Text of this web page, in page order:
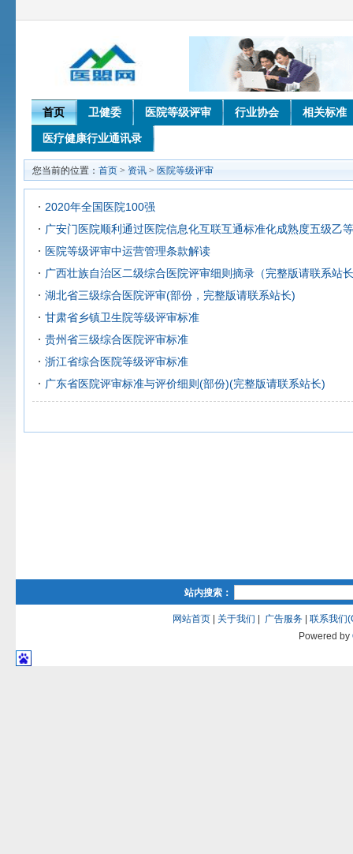
首页 卫健委 医院等级评审 行业协会 相关标准
医疗健康行业通讯录
您当前的位置： 首页 > 资讯 > 医院等级评审
2020年全国医院100强
广安门医院顺利通过医院信息化互联互通标准化成熟度五级乙
医院等级评审中运营管理条款解读
广西壮族自治区二级综合医院评审细则摘录（完整版请联系站
湖北省三级综合医院评审(部份，完整版请联系站长)
甘肃省乡镇卫生院等级评审标准
贵州省三级综合医院评审标准
浙江省综合医院等级评审标准
广东省医院评审标准与评价细则(部份)(完整版请联系站长)
站内搜索：
网站首页| 关于我们 广告服务| 联系我们
Powered by